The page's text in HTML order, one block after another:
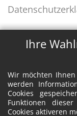
Ihre
Wir möchten
werden
Cookies
Funktionen
Cookies aktiveren